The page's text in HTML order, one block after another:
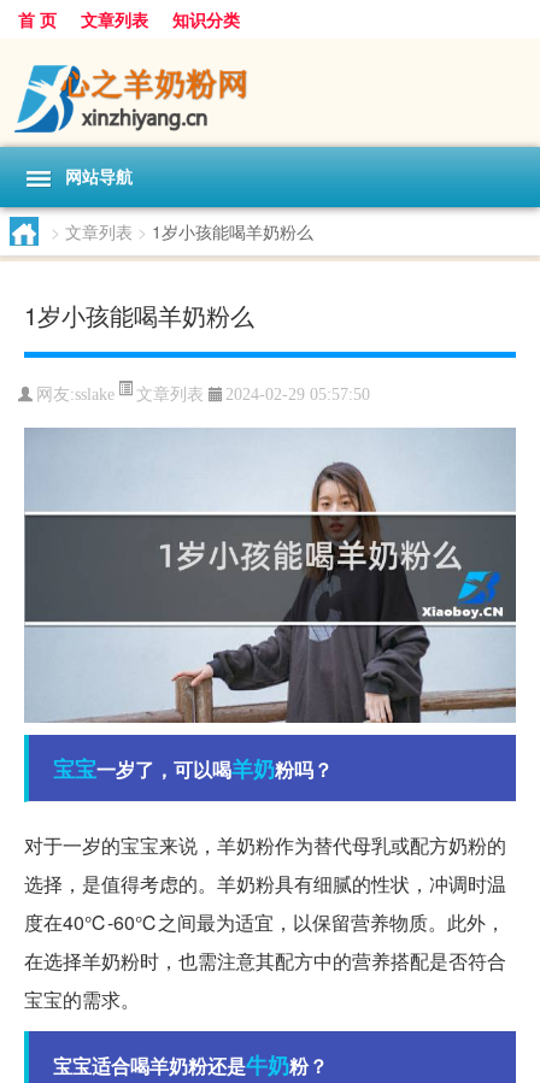
首 页 文章列表 知识分类
网站导航
> 文章列表 > 1岁小孩能喝羊奶粉么
1岁小孩能喝羊奶粉么
网友:sslake 文章列表 2024-02-29 05:57:50
宝宝一岁了，可以喝羊奶粉吗？
对于一岁的宝宝来说，羊奶粉作为替代母乳或配方奶粉的
选择，是值得考虑的。羊奶粉具有细腻的性状，冲调时温
度在40℃-60℃之间最为适宜，以保留营养物质。此外，
在选择羊奶粉时，也需注意其配方中的营养搭配是否符合
宝宝的需求。
宝宝适合喝羊奶粉还是牛奶粉？